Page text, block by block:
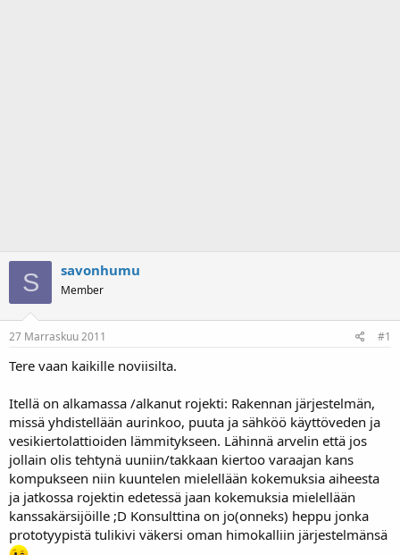
S savonhumu
Member
27 Marraskuu 2011 #1
Tere vaan kaikille noviisilta.
Itellä on alkamassa /alkanut rojekti: Rakennan järjestelmän,
missä yhdistellään aurinkoo, puuta ja sähköö käyttöveden ja
vesikiertolattioiden lämmitykseen. Lähinnä arvelin että jos
jollain olis tehtynä uuniin/takkaan kiertoo varaajan kans
kompukseen niin kuuntelen mielellään kokemuksia aiheesta
ja jatkossa rojektin edetessä jaan kokemuksia mielellään
kanssakärsijöille ;D Konsulttina on jo(onneks) heppu jonka
prototyypistä tulikivi väkersi oman himokalliin järjestelmänsä